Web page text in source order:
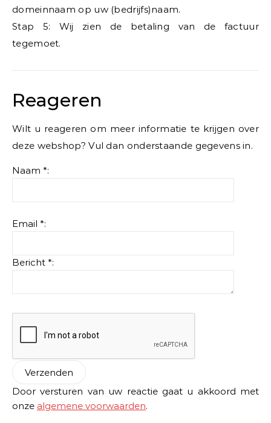
domeinnaam op uw (bedrijfs)naam.
Stap 5: Wij zien de betaling van de factuur
tegemoet.
Reageren
Wilt u reageren om meer informatie te krijgen over
deze webshop? Vul dan onderstaande gegevens in.
Naam *:
Email *:
Bericht *:
Door versturen van uw reactie gaat u akkoord met
onze algemene voorwaarden.